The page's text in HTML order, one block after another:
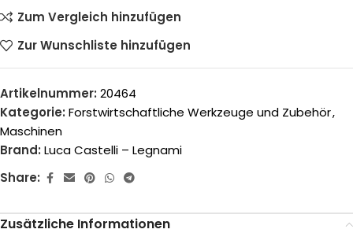
Zum Vergleich hinzufügen
Zur Wunschliste hinzufügen
Artikelnummer: 20464
Kategorie: Forstwirtschaftliche Werkzeuge und Zubehör,
Maschinen
Brand: Luca Castelli – Legnami
Share:
Zusätzliche Informationen